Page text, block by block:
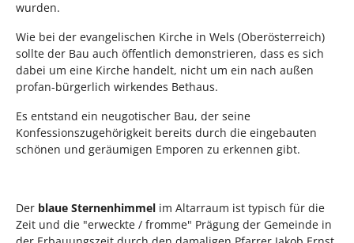
wurden.
Wie bei der evangelischen Kirche in Wels (Oberösterreich)
sollte der Bau auch öffentlich demonstrieren, dass es sich
dabei um eine Kirche handelt, nicht um ein nach außen
profan-bürgerlich wirkendes Bethaus.
Es entstand ein neugotischer Bau, der seine
Konfessionszugehörigkeit bereits durch die eingebauten
schönen und geräumigen Emporen zu erkennen gibt.
Der blaue Sternenhimmel im Altarraum ist typisch für die
Zeit und die "erweckte / fromme" Prägung der Gemeinde in